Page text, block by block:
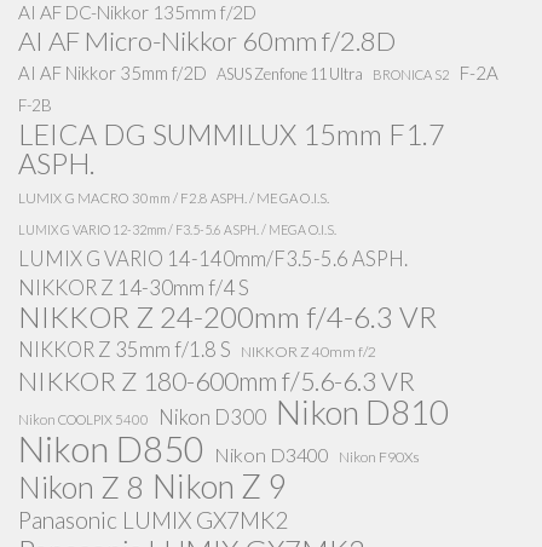
AI AF DC-Nikkor 135mm f/2D
AI AF Micro-Nikkor 60mm f/2.8D
AI AF Nikkor 35mm f/2D ASUS Zenfone 11 Ultra BRONICA S2 F-2A
F-2B
LEICA DG SUMMILUX 15mm F1.7
ASPH.
LUMIX G MACRO 30mm / F2.8 ASPH. / MEGA O.I.S.
LUMIX G VARIO 12-32mm / F3.5-5.6 ASPH. / MEGA O.I.S.
LUMIX G VARIO 14-140mm/F3.5-5.6 ASPH.
NIKKOR Z 14-30mm f/4 S
NIKKOR Z 24-200mm f/4-6.3 VR
NIKKOR Z 35mm f/1.8 S NIKKOR Z 40mm f/2
NIKKOR Z 180-600mm f/5.6-6.3 VR
Nikon COOLPIX 5400 Nikon D300 Nikon D810
Nikon D850 Nikon D3400 Nikon F90Xs
Nikon Z 8 Nikon Z 9
Panasonic LUMIX GX7MK2